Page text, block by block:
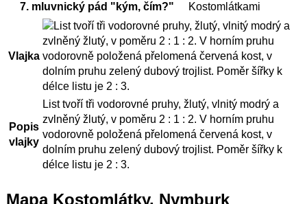
7. mluvnický pád "kým, čím?"
Kostomlátkami
Vlajka
Popis
vlajky
List tvoří tři vodorovné pruhy, žlutý, vlnitý modrý a
zvlněný žlutý, v poměru 2 : 1 : 2. V horním pruhu
vodorovně položená přelomená červená kost, v
dolním pruhu zelený dubový trojlist. Poměr šířky k
délce listu je 2 : 3.
Mapa Kostomlátky, Nymburk